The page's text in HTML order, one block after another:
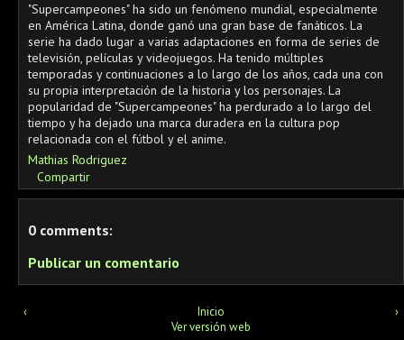
"Supercampeones" ha sido un fenómeno mundial, especialmente
en América Latina, donde ganó una gran base de fanáticos. La
serie ha dado lugar a varias adaptaciones en forma de series de
televisión, películas y videojuegos. Ha tenido múltiples
temporadas y continuaciones a lo largo de los años, cada una con
su propia interpretación de la historia y los personajes. La
popularidad de "Supercampeones" ha perdurado a lo largo del
tiempo y ha dejado una marca duradera en la cultura pop
relacionada con el fútbol y el anime.
Mathias Rodriguez
Compartir
0 comments:
Publicar un comentario
‹ ›
Inicio
Ver versión web